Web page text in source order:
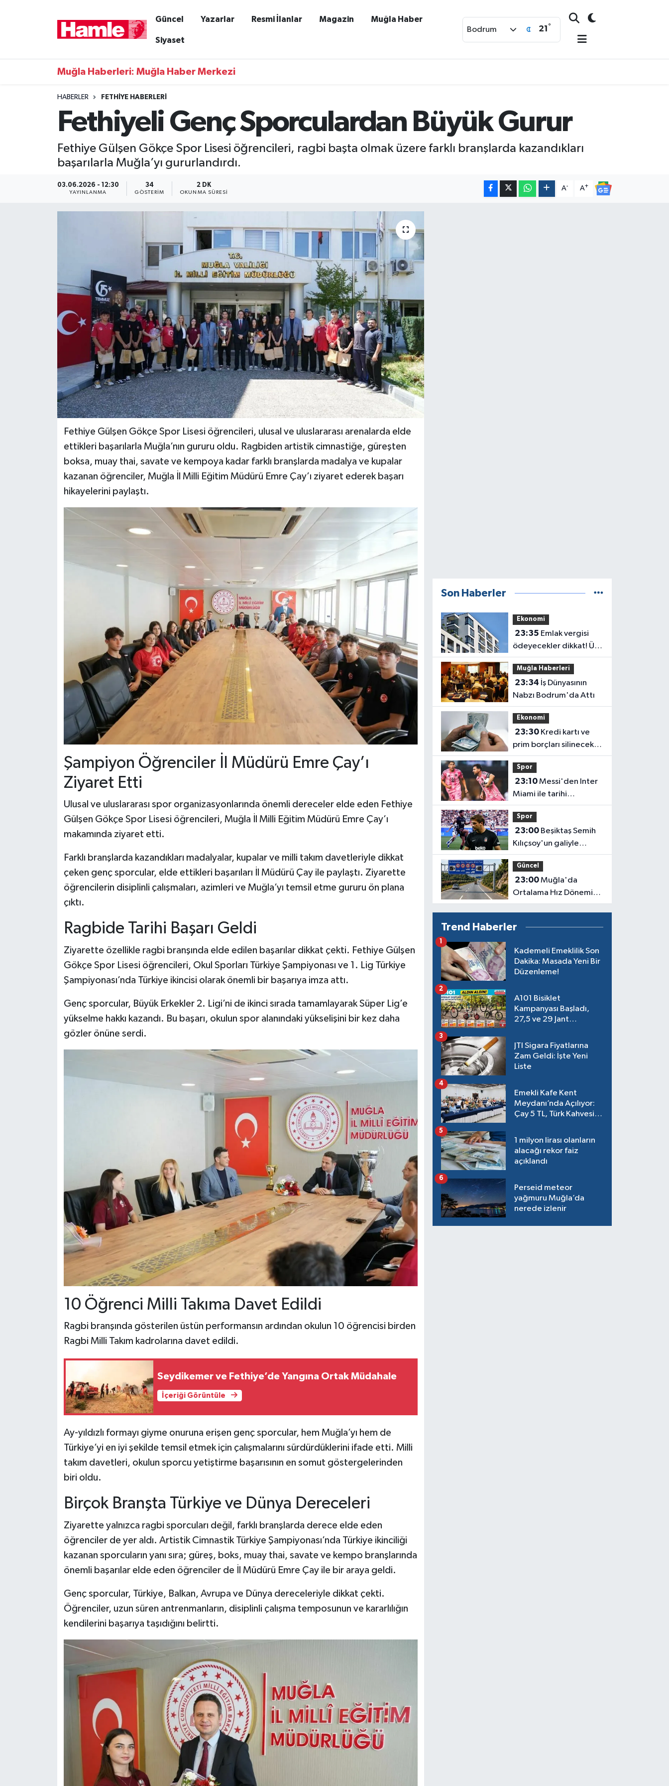
Güncel Yazarlar Resmi İlanlar Magazin Muğla Haber
Siyaset
Bodrum 21 °
Muğla Haberleri: Muğla Haber Merkezi
HABERLER FETHIYE HABERLERI
Fethiyeli Genç Sporculardan Büyük Gurur
Fethiye Gülşen Gökçe Spor Lisesi öğrencileri, ragbi başta olmak üzere farklı branşlarda kazandıkları
başarılarla Muğla’yı gururlandırdı.
03.06.2026 - 12:30
YAYINLANMA
34
GÖSTERIM
2 DK
OKUNMA SÜRESI
A- A+
Fethiye Gülşen Gökçe Spor Lisesi öğrencileri, ulusal ve uluslararası arenalarda elde
ettikleri başarılarla Muğla’nın gururu oldu. Ragbiden artistik cimnastiğe, güreşten
boksa, muay thai, savate ve kempoya kadar farklı branşlarda madalya ve kupalar
kazanan öğrenciler, Muğla İl Milli Eğitim Müdürü Emre Çay’ı ziyaret ederek başarı
hikayelerini paylaştı.
Şampiyon Öğrenciler İl Müdürü Emre Çay’ı
Ziyaret Etti
Ulusal ve uluslararası spor organizasyonlarında önemli dereceler elde eden Fethiye
Gülşen Gökçe Spor Lisesi öğrencileri, Muğla İl Milli Eğitim Müdürü Emre Çay’ı
makamında ziyaret etti.
Farklı branşlarda kazandıkları madalyalar, kupalar ve milli takım davetleriyle dikkat
çeken genç sporcular, elde ettikleri başarıları İl Müdürü Çay ile paylaştı. Ziyarette
öğrencilerin disiplinli çalışmaları, azimleri ve Muğla’yı temsil etme gururu ön plana
çıktı.
Ragbide Tarihi Başarı Geldi
Ziyarette özellikle ragbi branşında elde edilen başarılar dikkat çekti. Fethiye Gülşen
Gökçe Spor Lisesi öğrencileri, Okul Sporları Türkiye Şampiyonası ve 1. Lig Türkiye
Şampiyonası’nda Türkiye ikincisi olarak önemli bir başarıya imza attı.
Genç sporcular, Büyük Erkekler 2. Ligi’ni de ikinci sırada tamamlayarak Süper Lig’e
yükselme hakkı kazandı. Bu başarı, okulun spor alanındaki yükselişini bir kez daha
gözler önüne serdi.
10 Öğrenci Milli Takıma Davet Edildi
Ragbi branşında gösterilen üstün performansın ardından okulun 10 öğrencisi birden
Ragbi Milli Takım kadrolarına davet edildi.
Seydikemer ve Fethiye’de Yangına Ortak Müdahale
İçeriği Görüntüle
Ay-yıldızlı formayı giyme onuruna erişen genç sporcular, hem Muğla’yı hem de
Türkiye’yi en iyi şekilde temsil etmek için çalışmalarını sürdürdüklerini ifade etti. Milli
takım davetleri, okulun sporcu yetiştirme başarısının en somut göstergelerinden
biri oldu.
Birçok Branşta Türkiye ve Dünya Dereceleri
Ziyarette yalnızca ragbi sporcuları değil, farklı branşlarda derece elde eden
öğrenciler de yer aldı. Artistik Cimnastik Türkiye Şampiyonası’nda Türkiye ikinciliği
kazanan sporcuların yanı sıra; güreş, boks, muay thai, savate ve kempo branşlarında
önemli başarılar elde eden öğrenciler de İl Müdürü Emre Çay ile bir araya geldi.
Genç sporcular, Türkiye, Balkan, Avrupa ve Dünya dereceleriyle dikkat çekti.
Öğrenciler, uzun süren antrenmanların, disiplinli çalışma temposunun ve kararlılığın
kendilerini başarıya taşıdığını belirtti.
Son Haberler
Ekonomi
23:35
ödeyecekler dikkat! Üst
sınır değişti
Muğla Haberleri
23:34
Nabzı Bodrum'da Attı
Ekonomi
23:30Kredi kartı ve
prim borçları silinecek
mi? Gözler TBMM'ye
çevrildi
Spor
23:10Messi'den Inter
Miami ile tarihi
performans! Rekorlara
doymuyor
Spor
23:00Beşiktaş Semih
Kılıçsoy'un galiyle
avantajı elde etti!
Güncel
23:00Muğla'da
Ortalama Hız Dönemi
Başlıyor
Trend Haberler
Kademeli Emeklilik Son
Dakika: Masada Yeni Bir
Düzenleme!
1
A101 Bisiklet
Kampanyası Başladı,
27,5 ve 29 Jant
2
JTI Sigara Fiyatlarına
Zam Geldi: İşte Yeni
Liste
3
Emekli Kafe Kent
Meydanı’nda Açılıyor:
Çay 5 TL, Türk Kahvesi
4
1 milyon lirası olanların
alacağı rekor faiz
açıklandı
5
Perseid meteor
yağmuru Muğla’da
nerede izlenir
6
Muğla Nöbetçi Eczaneler
Muğla Trafik Yoğunluk Haritası
Süper Lig Puan Durumu ve Fikstür
Tüm Manşetler
Son Dakika Haberleri